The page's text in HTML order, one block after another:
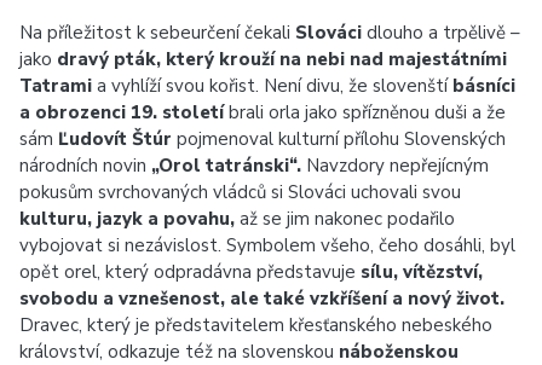
Na příležitost k sebeurčení čekali Slováci dlouho a trpělivě –
jako dravý pták, který krouží na nebi nad majestátními
Tatrami a vyhlíží svou kořist. Není divu, že slovenští básníci
a obrozenci 19. stoletíbrali orla jako spřízněnou duši a že
sám Ľudovít Štúr pojmenoval kulturní přílohu Slovenských
národních novin „Orol tatránski“. Navzdory nepřejícným
pokusům svrchovaných vládců si Slováci uchovali svou
kulturu, jazyk a povahu, až se jim nakonec podařilo
vybojovat si nezávislost. Symbolem všeho, čeho dosáhli, byl
opět orel, který odpradávna představuje sílu, vítězství,
svobodu a vznešenost, ale také vzkříšení a nový život.
Dravec, který je představitelem křesťanského nebeského
království, odkazuje též na slovenskou náboženskou